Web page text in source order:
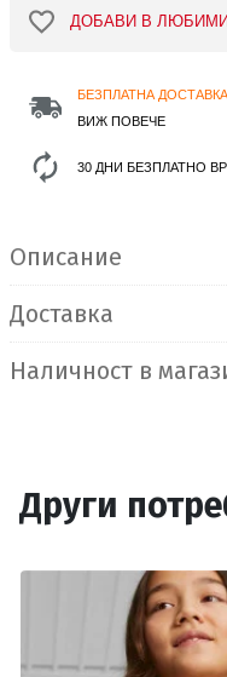
ДОБАВИ В ЛЮБИМИ
БЕЗПЛАТНА
ВИЖ ПОВЕЧЕ
30 ДНИ БЕЗПЛАТНО
Описание
Доставка
Наличност в
Други